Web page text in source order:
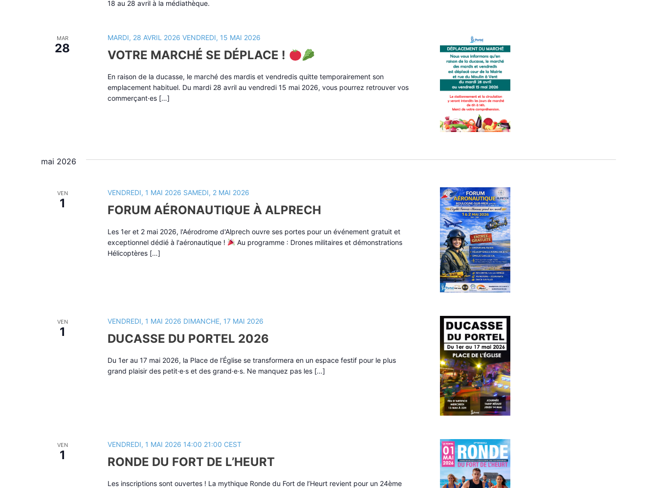
18 au 28 avril à la médiathèque.
MAR
28 VOTRE MARCHÉ SE DÉPLACE !
MARDI, 28 AVRIL 2026 VENDREDI, 15 MAI 2026
En raison de la ducasse, le marché des mardis et vendredis quitte temporairement son
emplacement habituel. Du mardi 28 avril au vendredi 15 mai 2026, vous pourrez retrouver vos
commerçant·es […]
mai 2026
VEN
1 FORUM AÉRONAUTIQUE À ALPRECH
VENDREDI, 1 MAI 2026 SAMEDI, 2 MAI 2026
Les 1er et 2 mai 2026, l'Aérodrome d'Alprech ouvre ses portes pour un événement gratuit et
exceptionnel dédié à l'aéronautique !
Au programme : Drones militaires et démonstrations
Hélicoptères […]
VEN
1 DUCASSE DU PORTEL 2026
VENDREDI, 1 MAI 2026 DIMANCHE, 17 MAI 2026
Du 1er au 17 mai 2026, la Place de l’Église se transformera en un espace festif pour le plus
grand plaisir des petit·e·s et des grand·e·s. Ne manquez pas les […]
VEN
1 RONDE DU FORT DE L’HEURT
VENDREDI, 1 MAI 2026 14:00 21:00 CEST
Les inscriptions sont ouvertes ! La mythique Ronde du Fort de l’Heurt revient pour un 24ème